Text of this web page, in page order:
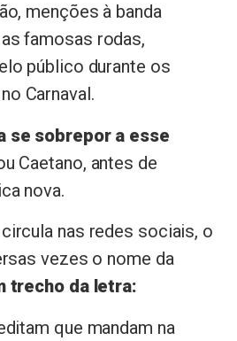
menções à banda
as famosas rodas,
público durante os
Carnaval.
se sobrepor a esse
Caetano, antes de
nova.
nas redes sociais, o
vezes o nome da
trecho da letra:
que mandam na